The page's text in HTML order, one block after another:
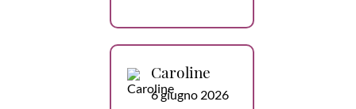
Caroline
6 giugno 2026